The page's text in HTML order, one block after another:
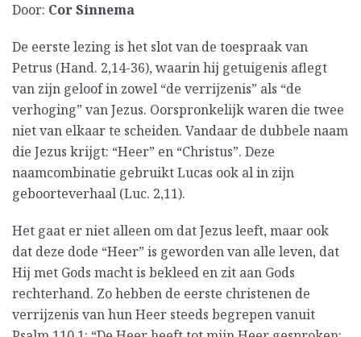
Door: Cor Sinnema
De eerste lezing is het slot van de toespraak van
Petrus (Hand. 2,14-36), waarin hij getuigenis aflegt
van zijn geloof in zowel “de verrijzenis” als “de
verhoging” van Jezus. Oorspronkelijk waren die twee
niet van elkaar te scheiden. Vandaar de dubbele naam
die Jezus krijgt: “Heer” en “Christus”. Deze
naamcombinatie gebruikt Lucas ook al in zijn
geboorteverhaal (Luc. 2,11).
Het gaat er niet alleen om dat Jezus leeft, maar ook
dat deze dode “Heer” is geworden van alle leven, dat
Hij met Gods macht is bekleed en zit aan Gods
rechterhand. Zo hebben de eerste christenen de
verrijzenis van hun Heer steeds begrepen vanuit